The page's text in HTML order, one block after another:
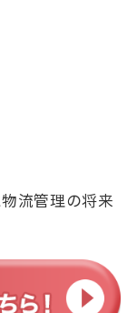
流管理の将来